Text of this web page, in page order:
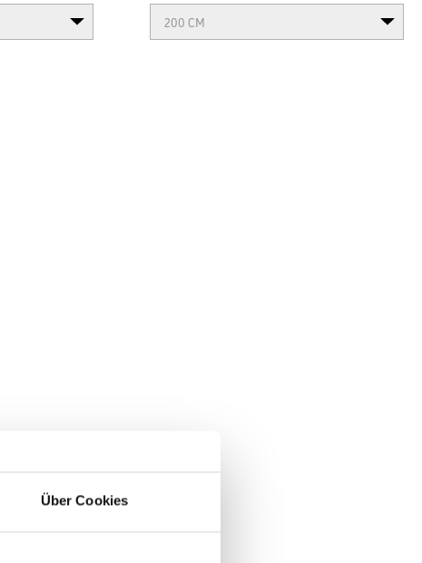
Über Cookies